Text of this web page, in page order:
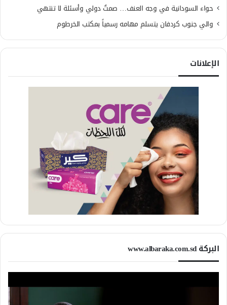
حواء السودانية في وجه العنف… صمتٌ دولي وأسئلة لا تنتهي
والي جنوب كردفان يتسلم مهامه رسمياً بمكتب الخرطوم
الإعلانات
البركة www.albaraka.com.sd